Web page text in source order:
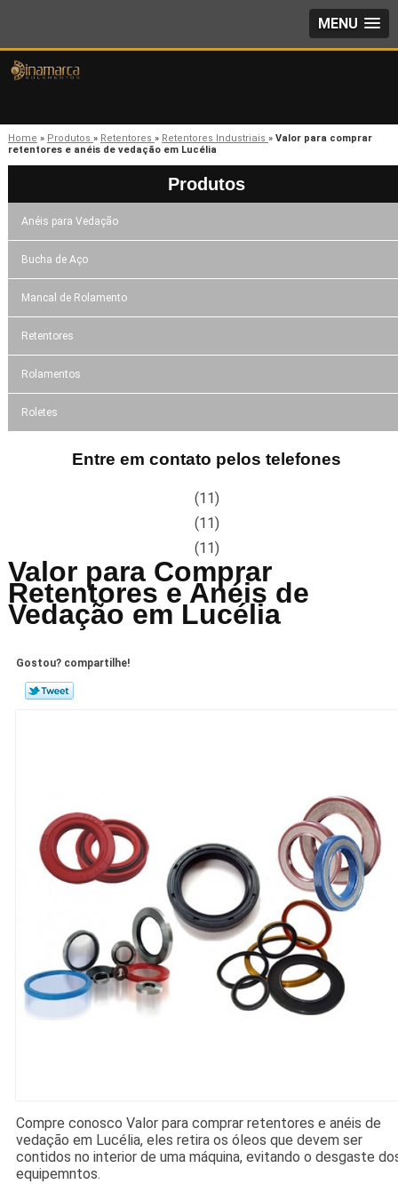
MENU
Home » Produtos » Retentores » Retentores Industriais » Valor para comprar
retentores e anéis de vedação em Lucélia
Produtos
Anéis para Vedação
Bucha de Aço
Mancal de Rolamento
Retentores
Rolamentos
Roletes
Entre em contato pelos telefones
(11)
(11)
(11)
Valor para Comprar
Retentores e Anéis de
Vedação em Lucélia
Gostou? compartilhe!
Compre conosco Valor para comprar retentores e anéis de
vedação em Lucélia, eles retira os óleos que devem ser
contidos no interior de uma máquina, evitando o desgaste
equipemntos.